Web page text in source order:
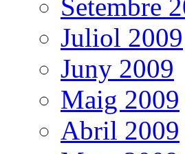
Setembre
Juliol 2009
Juny 2009
Maig 2009
Abril 2009